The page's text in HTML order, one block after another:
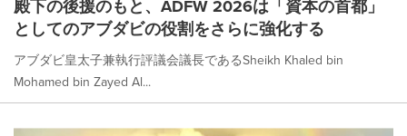
殿下の後援のもと、ADFW 2026は「資本の首都」
としてのアブダビの役割をさらに強化する
アブダビ皇太子兼執行評議会議長であるSheikh Khaled bin
Mohamed bin Zayed Al...